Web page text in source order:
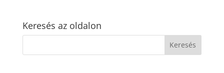
Keresés az oldalon